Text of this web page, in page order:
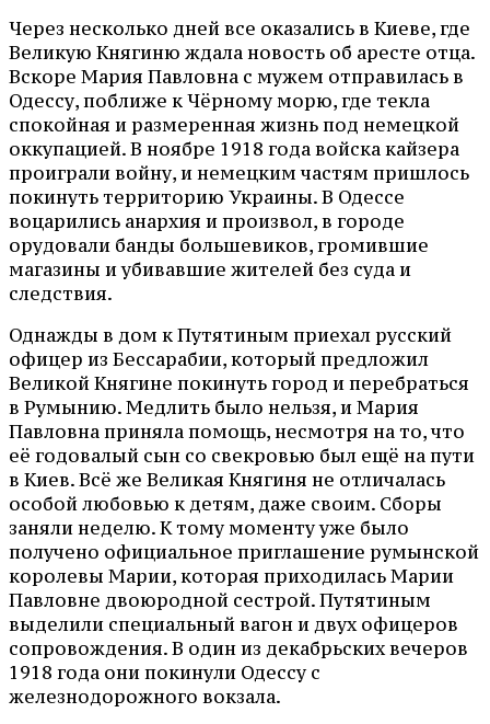
Через несколько дней все оказались в Киеве, где
Великую Княгиню ждала новость об аресте отца.
Вскоре Мария Павловна с мужем отправилась в
Одессу, поближе к Чёрному морю, где текла
спокойная и размеренная жизнь под немецкой
оккупацией. В ноябре 1918 года войска кайзера
проиграли войну, и немецким частям пришлось
покинуть территорию Украины. В Одессе
воцарились анархия и произвол, в городе
орудовали банды большевиков, громившие
магазины и убивавшие жителей без суда и
следствия.
Однажды в дом к Путятиным приехал русский
офицер из Бессарабии, который предложил
Великой Княгине покинуть город и перебраться
в Румынию. Медлить было нельзя, и Мария
Павловна приняла помощь, несмотря на то, что
её годовалый сын со свекровью был ещё на пути
в Киев. Всё же Великая Княгиня не отличалась
особой любовью к детям, даже своим. Сборы
заняли неделю. К тому моменту уже было
получено официальное приглашение румынской
королевы Марии, которая приходилась Марии
Павловне двоюродной сестрой. Путятиным
выделили специальный вагон и двух офицеров
сопровождения. В один из декабрьских вечеров
1918 года они покинули Одессу с
железнодорожного вокзала.